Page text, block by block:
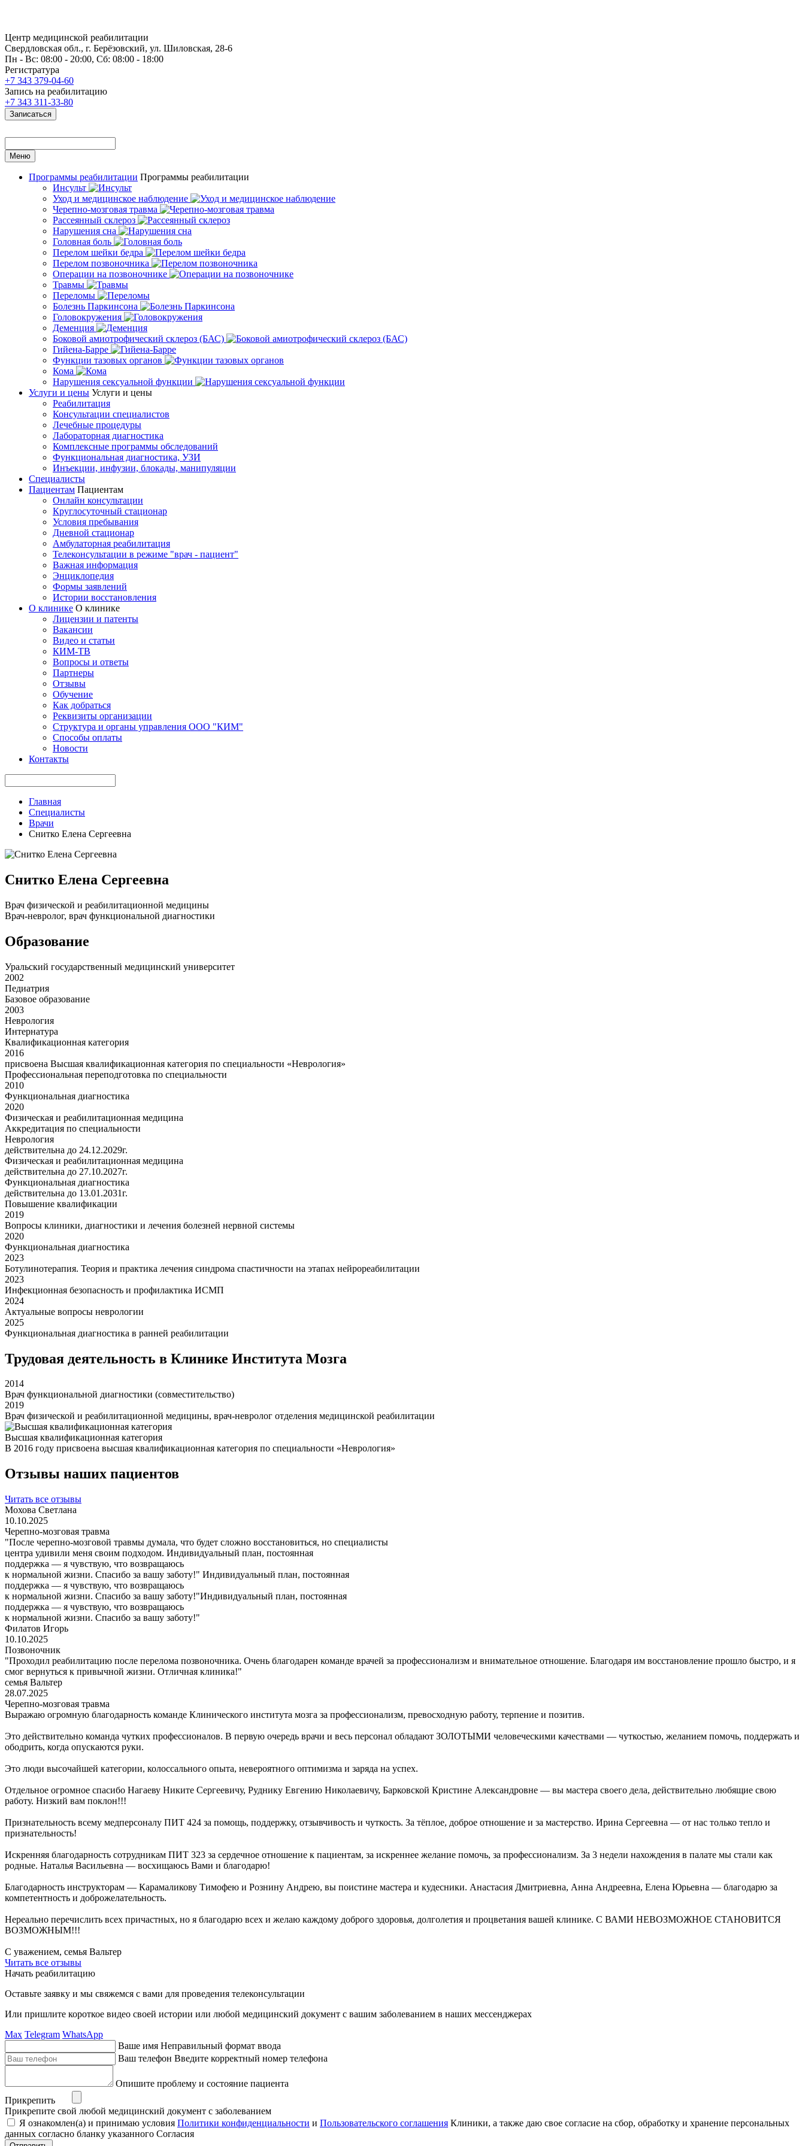
Центр медицинской реабилитации
Свердловская обл., г. Берёзовский, ул. Шиловская, 28-6
Пн - Вс: 08:00 - 20:00, Сб: 08:00 - 18:00
Регистратура
+7 343 379-04-60
Запись на реабилитацию
+7 343 311-33-80
Записаться
Меню
Программы реабилитации Программы реабилитации
Инсульт
Уход и медицинское наблюдение
Черепно-мозговая травма
Рассеянный склероз
Нарушения сна
Головная боль
Перелом шейки бедра
Перелом позвоночника
Операции на позвоночнике
Травмы
Переломы
Болезнь Паркинсона
Головокружения
Деменция
Боковой амиотрофический склероз (БАС)
Гийена-Барре
Функции тазовых органов
Кома
Нарушения сексуальной функции
Услуги и цены Услуги и цены
Реабилитация
Консультации специалистов
Лечебные процедуры
Лабораторная диагностика
Комплексные программы обследований
Функциональная диагностика, УЗИ
Инъекции, инфузии, блокады, манипуляции
Специалисты
Пациентам Пациентам
Онлайн консультации
Круглосуточный стационар
Условия пребывания
Дневной стационар
Амбулаторная реабилитация
Телеконсультации в режиме "врач - пациент"
Важная информация
Энциклопедия
Формы заявлений
Истории восстановления
О клинике О клинике
Лицензии и патенты
Вакансии
Видео и статьи
КИМ-ТВ
Вопросы и ответы
Партнеры
Отзывы
Обучение
Как добраться
Реквизиты организации
Структура и органы управления ООО "КИМ"
Способы оплаты
Новости
Контакты
Главная
Специалисты
Врачи
Снитко Елена Сергеевна
Снитко Елена Сергеевна
Врач физической и реабилитационной медицины
Врач-невролог, врач функциональной диагностики
Образование
Уральский государственный медицинский университет
2002
Педиатрия
Базовое образование
2003
Неврология
Интернатура
Квалификационная категория
2016
присвоена Высшая квалификационная категория по специальности «Неврология»
Профессиональная переподготовка по специальности
2010
Функциональная диагностика
2020
Физическая и реабилитационная медицина
Аккредитация по специальности
Неврология
действительна до 24.12.2029г.
Физическая и реабилитационная медицина
действительна до 27.10.2027г.
Функциональная диагностика
действительна до 13.01.2031г.
Повышение квалификации
2019
Вопросы клиники, диагностики и лечения болезней нервной системы
2020
Функциональная диагностика
2023
Ботулинотерапия. Теория и практика лечения синдрома спастичности на этапах нейрореабилитации
2023
Инфекционная безопасность и профилактика ИСМП
2024
Актуальные вопросы неврологии
2025
Функциональная диагностика в ранней реабилитации
Трудовая деятельность в Клинике Института Мозга
2014
Врач функциональной диагностики (совместительство)
2019
Врач физической и реабилитационной медицины, врач-невролог отделения медицинской реабилитации
Высшая квалификационная категория
В 2016 году присвоена высшая квалификационная категория по специальности «Неврология»
Отзывы наших пациентов
Читать все отзывы
Мохова Светлана
10.10.2025
Черепно-мозговая травма
"После черепно-мозговой травмы думала, что будет сложно восстановиться, но специалисты
центра удивили меня своим подходом. Индивидуальный план, постоянная
поддержка — я чувствую, что возвращаюсь
к нормальной жизни. Спасибо за вашу заботу!" Индивидуальный план, постоянная
поддержка — я чувствую, что возвращаюсь
к нормальной жизни. Спасибо за вашу заботу!"Индивидуальный план, постоянная
поддержка — я чувствую, что возвращаюсь
к нормальной жизни. Спасибо за вашу заботу!"
Филатов Игорь
10.10.2025
Позвоночник
"Проходил реабилитацию после перелома позвоночника. Очень благодарен команде врачей за профессионализм и внимательное отношение. Благодаря им восстановление прошло быстро, и я
смог вернуться к привычной жизни. Отличная клиника!"
семья Вальтер
28.07.2025
Черепно-мозговая травма
Выражаю огромную благодарность команде Клинического института мозга за профессионализм, превосходную работу, терпение и позитив.
Это действительно команда чутких профессионалов. В первую очередь врачи и весь персонал обладают ЗОЛОТЫМИ человеческими качествами — чуткостью, желанием помочь, поддержать и
ободрить, когда опускаются руки.
Это люди высочайшей категории, колоссального опыта, невероятного оптимизма и заряда на успех.
Отдельное огромное спасибо Нагаеву Никите Сергеевичу, Руднику Евгению Николаевичу, Барковской Кристине Александровне — вы мастера своего дела, действительно любящие свою
работу. Низкий вам поклон!!!
Признательность всему медперсоналу ПИТ 424 за помощь, поддержку, отзывчивость и чуткость. За тёплое, доброе отношение и за мастерство. Ирина Сергеевна — от нас только тепло и
признательность!
Искренняя благодарность сотрудникам ПИТ 323 за сердечное отношение к пациентам, за искреннее желание помочь, за профессионализм. За 3 недели нахождения в палате мы стали как
родные. Наталья Васильевна — восхищаюсь Вами и благодарю!
Благодарность инструкторам — Карамаликову Тимофею и Рознину Андрею, вы поистине мастера и кудесники. Анастасия Дмитриевна, Анна Андреевна, Елена Юрьевна — благодарю за
компетентность и доброжелательность.
Нереально перечислить всех причастных, но я благодарю всех и желаю каждому доброго здоровья, долголетия и процветания вашей клинике. С ВАМИ НЕВОЗМОЖНОЕ СТАНОВИТСЯ
ВОЗМОЖНЫМ!!!
С уважением, семья Вальтер
Читать все отзывы
Начать реабилитацию
Оставьте заявку и мы свяжемся с вами для проведения телеконсультации
Или пришлите короткое видео своей истории или любой медицинский документ с вашим заболеванием в наших мессенджерах
Max Telegram WhatsApp
Ваше имя Неправильный формат ввода
Ваш телефон Введите корректный номер телефона
Опишите проблему и состояние пациента
Прикрепить
Прикрепите свой любой медицинский документ с заболеванием
Я ознакомлен(а) и принимаю условия Политики конфиденциальности и Пользовательского соглашения Клиники, а также даю свое согласие на сбор, обработку и хранение персональных
данных согласно бланку указанного Согласия